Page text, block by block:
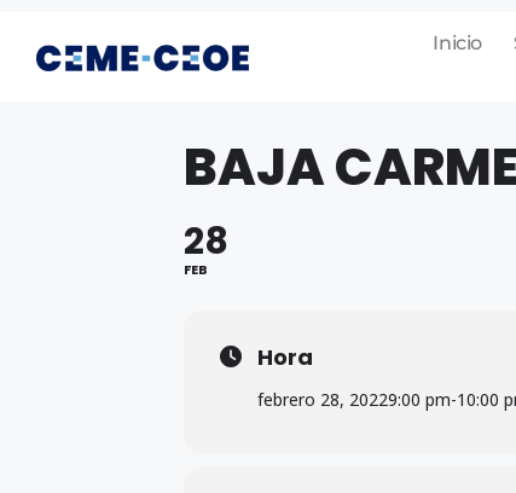
Inicio
BAJA
28
FEB
Hora
febrero 28, 20229:00 pm-10:00